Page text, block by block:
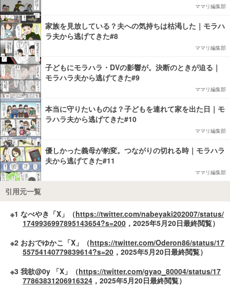
ママリ編集部
家族を見放している？夫への気持ちは枯渇した｜モラハ
ラ夫から逃げてきた#8
ママリ編集部
子どもにモラハラ・DVの影響が。決断のときが迫る｜
モラハラ夫から逃げてきた#9
ママリ編集部
本当に守りたいものは？子どもを連れて家を出た日｜モ
ラハラ夫から逃げてきた#10
ママリ編集部
優しかった義母が豹変。つながりの切れる時｜モラハラ
夫から逃げてきた#11
ママリ編集部
引用元一覧
※1 なべやき「X」（https://twitter.com/nabeyaki202007/status/
1749936997895143654?s=200 ，2025年5月20日最終閲覧）
※2 おおでゆかこ「X」（https://twitter.com/Oderon86/status/17
55754140779839614?s=20 ，2025年5月20日最終閲覧）
※3 我欲@0y 「X」（https://twitter.com/gyao_80004/status/17
77863831206916324 ，2025年5月20日最終閲覧）